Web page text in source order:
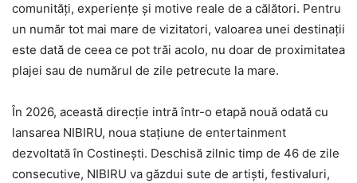
comunități, experiențe și motive reale de a călători. Pentru
un număr tot mai mare de vizitatori, valoarea unei destinații
este dată de ceea ce pot trăi acolo, nu doar de proximitatea
plajei sau de numărul de zile petrecute la mare.
În 2026, această direcție intră într-o etapă nouă odată cu
lansarea NIBIRU, noua stațiune de entertainment
dezvoltată în Costinești. Deschisă zilnic timp de 46 de zile
consecutive, NIBIRU va găzdui sute de artiști, festivaluri,